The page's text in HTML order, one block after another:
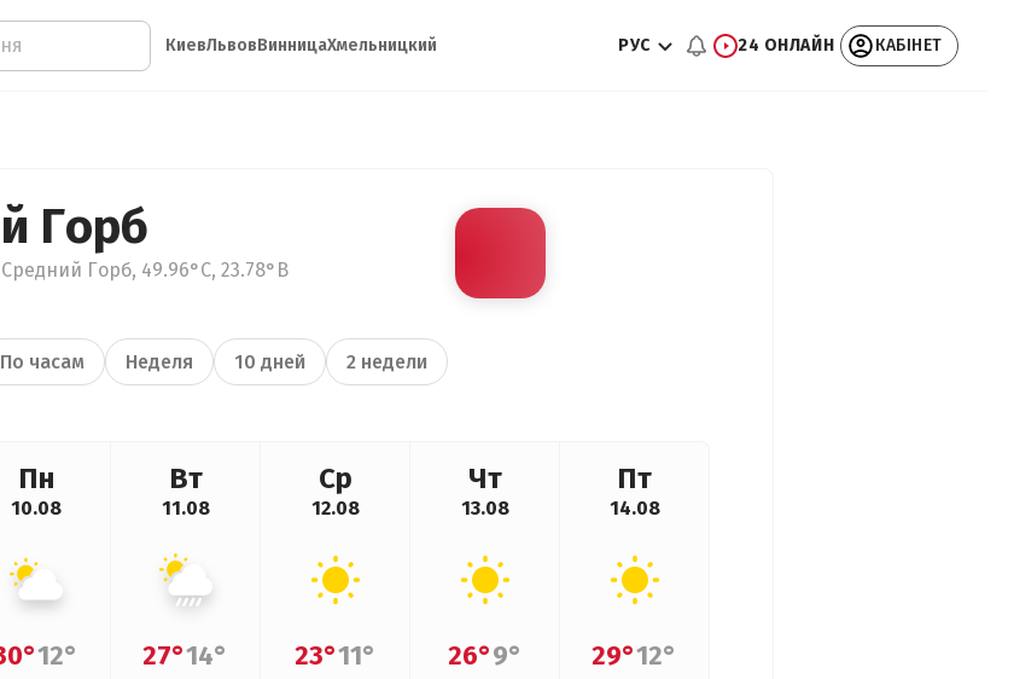
КиевЛьвовВинницаХмельницкий РУС 24 ОНЛАЙН КАБІНЕТ
Горб
Горб, 49.96°С, 23.78°В
По часам Неделя 10 дней 2 недели
Пн
10.08
12°
Вт
11.08
27°14°
Ср
12.08
23°11°
Чт
13.08
26°9°
Пт
14.08
29°12°